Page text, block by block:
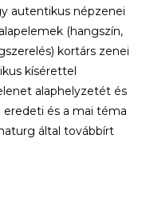
autentikus népzenei
(hangszín,
kortárs zenei
kísérettel
alaphelyzetét és
és a mai téma
által továbbírt